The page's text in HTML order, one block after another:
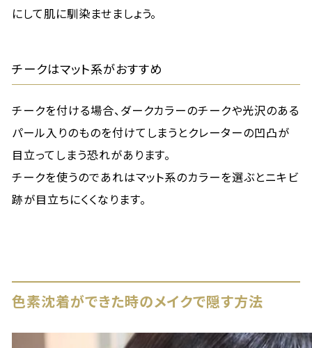
にして肌に馴染ませましょう。
チークはマット系がおすすめ
チークを付ける場合、ダークカラーのチークや光沢のある
パール入りのものを付けてしまうとクレーターの凹凸が
目立ってしまう恐れがあります。
チークを使うのであれはマット系のカラーを選ぶとニキビ
跡が目立ちにくくなります。
色素沈着ができた時のメイクで隠す方法